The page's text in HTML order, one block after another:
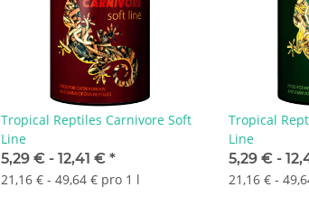
Tropical Reptiles Carnivore Soft
Line
5,29 € - 12,41 € *
21,16 € - 49,64 € pro 1 l
Tropical
Line
5,29 € -
21,16 € -